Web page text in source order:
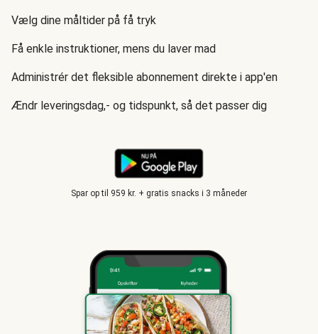
Vælg dine måltider på få tryk
Få enkle instruktioner, mens du laver mad
Administrér det fleksible abonnement direkte i app'en
Ændr leveringsdag,- og tidspunkt, så det passer dig
Spar op til 959 kr. + gratis snacks i 3 måneder